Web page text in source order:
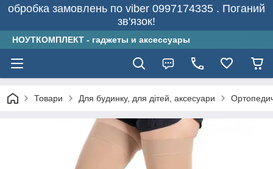
обробка замовлень по viber 0997174335 . Поганий
зв'язок!
НОУТКОМПЛЕКТ - гаджеты и аксессуары
Товари Для будинку, для дітей, аксесуари